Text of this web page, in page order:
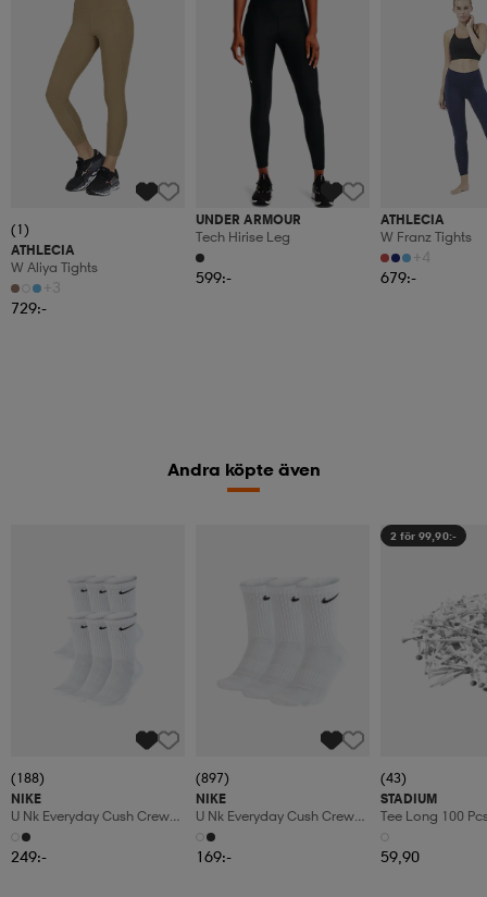
(1)
ATHLECIA
W Aliya Tights
+3
729:-
UNDER ARMOUR
Tech Hirise Leg
599:-
ATHLECIA
W Franz Tights
+4
679:-
Andra köpte även
(188)
NIKE
U Nk Everyday Cush Crew
6pr-Bd
249:-
(897)
NIKE
U Nk Everyday Cush Crew
3pr
169:-
2 för 99,90:-
(43)
STADIUM
Tee Long 100
59,90